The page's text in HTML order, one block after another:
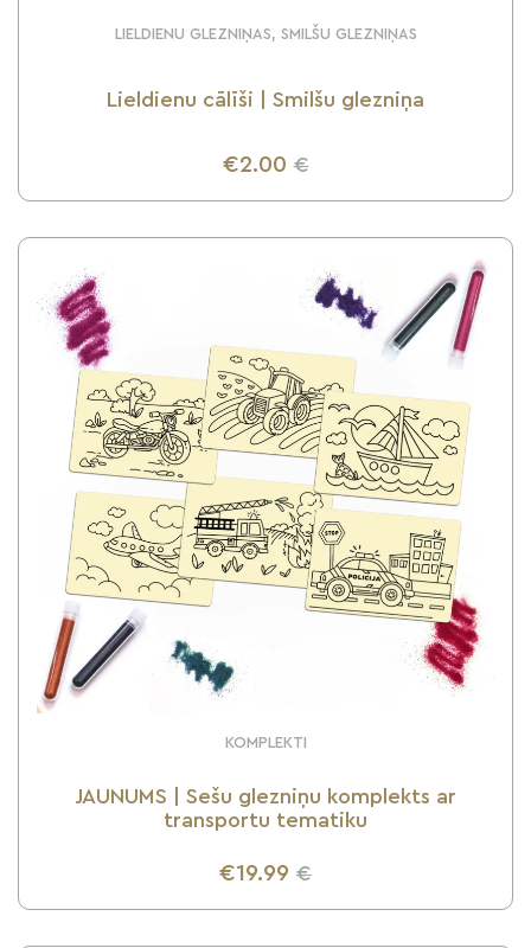
LIELDIENU GLEZNIŅAS, SMILŠU GLEZNIŅAS
Lieldienu cālīši | Smilšu glezniņa
€2.00 €
UZZINI VAIRĀK
KOMPLEKTI
JAUNUMS | Sešu glezniņu komplekts ar
transportu tematiku
€19.99 €
UZZINI VAIRĀK